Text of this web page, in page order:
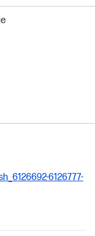
6126777-